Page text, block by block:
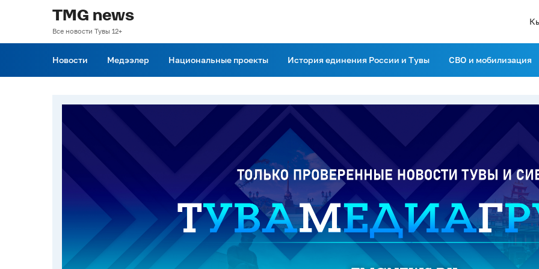
TMG news
Все новости Тувы 12+
Новости Медээлер Национальные проекты История единения России и Тувы СВО и мобилизация